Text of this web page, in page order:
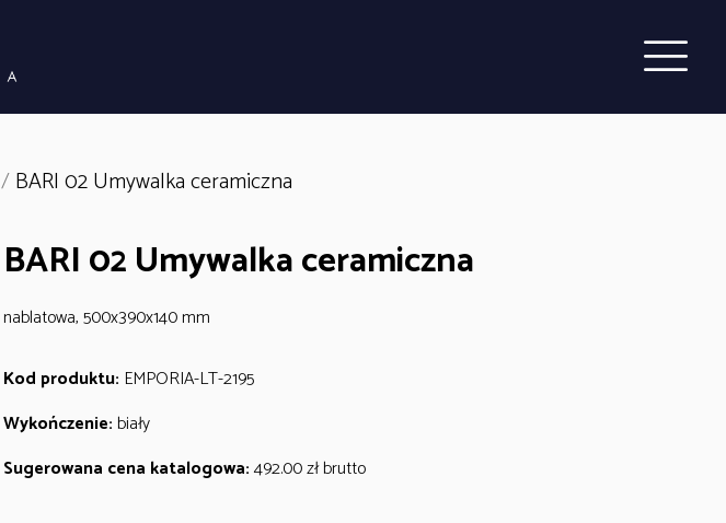
/BARI 02 Umywalka ceramiczna
BARI 02 Umywalka ceramiczna
nablatowa, 500x390x140 mm
Kod produktu: EMPORIA-LT-2195
Wykończenie: biały
Sugerowana cena katalogowa:492.00złbrutto